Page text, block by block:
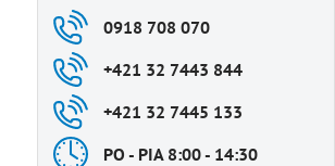
0918 708 070
+421 32 7443 844
+421 32 7445 133
PO - PIA 8:00 - 14:30